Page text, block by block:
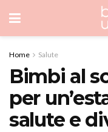
Home Salute
Bimbi al
per
salute e